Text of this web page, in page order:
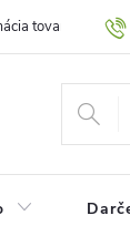
tovaru